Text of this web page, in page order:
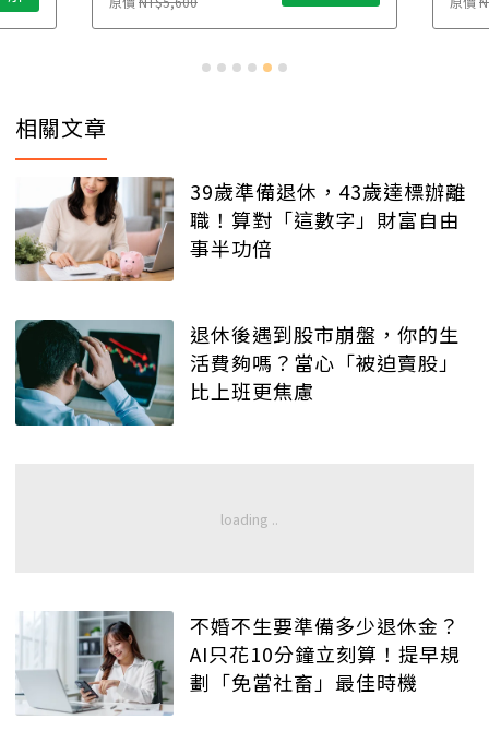
相關文章
39歲準備退休，43歲達標辦離
職！算對「這數字」財富自由
事半功倍
退休後遇到股市崩盤，你的生
活費夠嗎？當心「被迫賣股」
比上班更焦慮
不婚不生要準備多少退休金？
AI只花10分鐘立刻算！提早規
劃「免當社畜」最佳時機